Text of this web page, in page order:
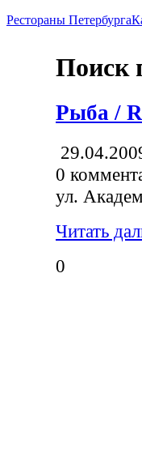
Рестораны Петербурга
Поиск
Рыба /
0
ул.
Читать
0